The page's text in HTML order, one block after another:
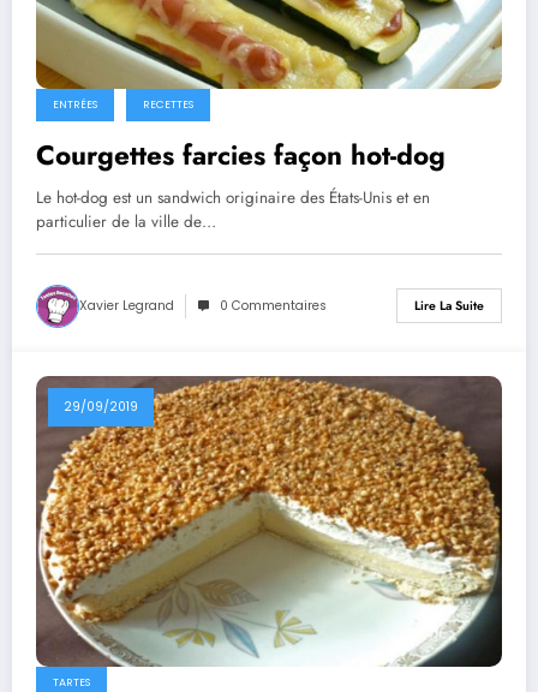
ENTRÉES RECETTES
Courgettes farcies façon hot-dog
Le hot-dog est un sandwich originaire des États-Unis et en
particulier de la ville de…
Xavier Legrand 0 Commentaires Lire La Suite
29/09/2019
TARTES